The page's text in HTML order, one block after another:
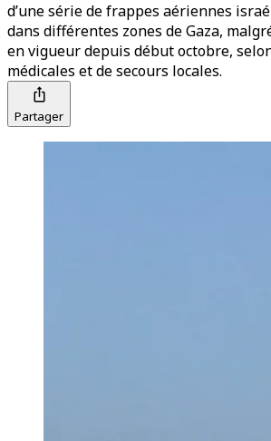
d’une série de frappes aériennes
dans différentes zones de Gaza,
en vigueur depuis début octobre,
médicales et de secours locales.
Partager